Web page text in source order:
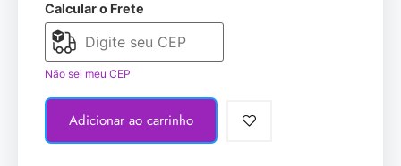
Calcular o Frete
Não sei meu CEP
Adicionar ao carrinho